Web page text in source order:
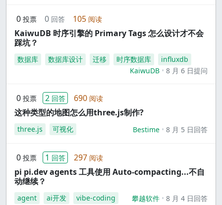
0 投票 0 回答 105 阅读
KaiwuDB 时序引擎的 Primary Tags 怎么设计才不会
踩坑？
数据库 数据库设计 迁移 时序数据库
influxdb
KaiwuDB
8 月 6 日提问
0 投票 2 回答 690 阅读
这种类型的地图怎么用three.js制作?
three.js 可视化 Bestime 8 月 5 日回答
0 投票 1 回答 297 阅读
pi pi.dev agents 工具使用 Auto-compacting...不自
动继续？
agent ai开发 vibe-coding 攀越软件 8 月 4 日回答